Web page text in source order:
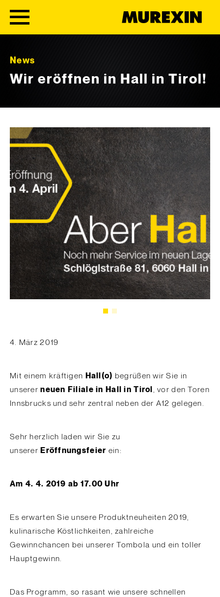
News
Wir eröffnen in Hall in Tirol!
4. März 2019
Mit einem kräftigen Hall(o) begrüßen wir Sie in
unsererneuen Filiale in Hall in Tirol , vor den Toren
Innsbrucks und sehr zentral neben der A12 gelegen.
Sehr herzlich laden wir Sie zu
unserer Eröffnungsfeier ein:
Am 4. 4. 2019 ab 17.00 Uhr
Es erwarten Sie unsere Produktneuheiten 2019,
kulinarische Köstlichkeiten, zahlreiche
Gewinnchancen bei unserer Tombola und ein toller
Hauptgewinn.
Das Programm, so rasant wie unsere schnellen